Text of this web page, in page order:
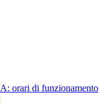
orari di funzionamento